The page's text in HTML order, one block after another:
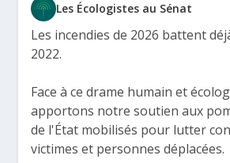
Les Écologistes au Sénat
Les incendies de 2026 battent
2022.
Face à ce drame humain et
apportons notre soutien aux
de l'État mobilisés pour lutter
victimes et personnes déplacées.